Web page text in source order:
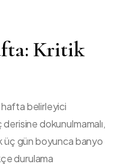
Kritik
hafta belirleyici
dokunulmamalı,
üç gün boyunca banyo
durulama